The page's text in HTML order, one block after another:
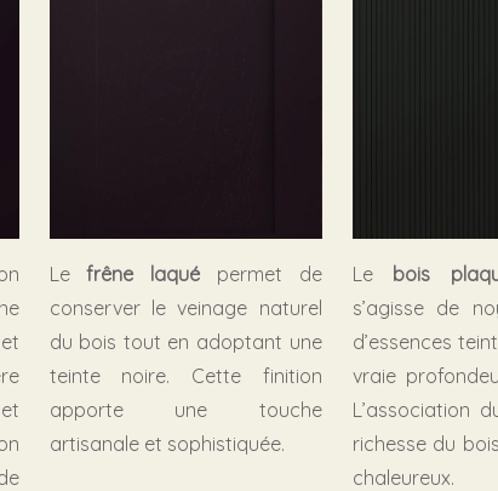
Lefrêne laqué permet de
conserver le veinage naturel
du bois tout en adoptant une
teinte noire. Cette finition
apporte une touche
artisanale et sophistiquée.
Le bois
s’agisse de
d’essences
vraie
L’association
richesse du
chaleureux.